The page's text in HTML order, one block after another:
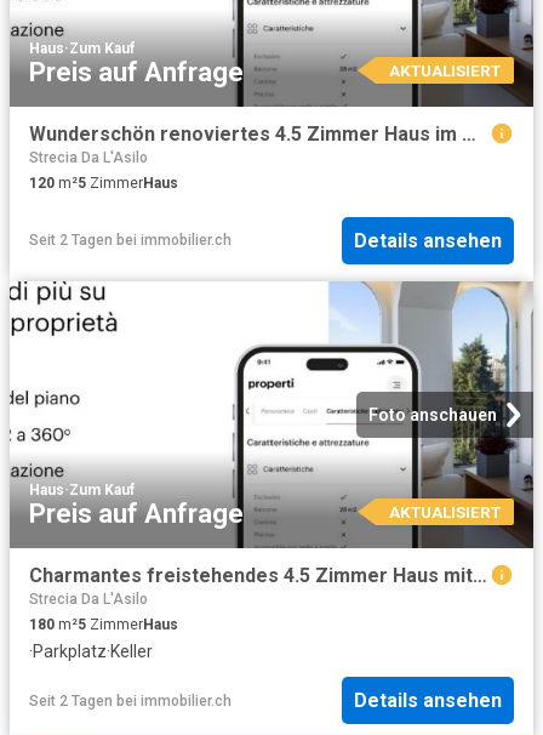
Haus·Zum Kauf
Preis auf Anfrage AKTUALISIERT
Wunderschön renoviertes 4.5 Zimmer Haus im Ortskern von Melide
Strecia Da L'Asilo
120 m²5 ZimmerHaus
Seit 2 Tagen bei immobilier.ch Details ansehen
Foto anschauen
Haus·Zum Kauf
Preis auf Anfrage AKTUALISIERT
Charmantes freistehendes 4.5 Zimmer Haus mit Seesicht und Ausbaupotenzial in Bissone
Strecia Da L'Asilo
180 m²5 ZimmerHaus
·Parkplatz·Keller
Seit 2 Tagen bei immobilier.ch Details ansehen